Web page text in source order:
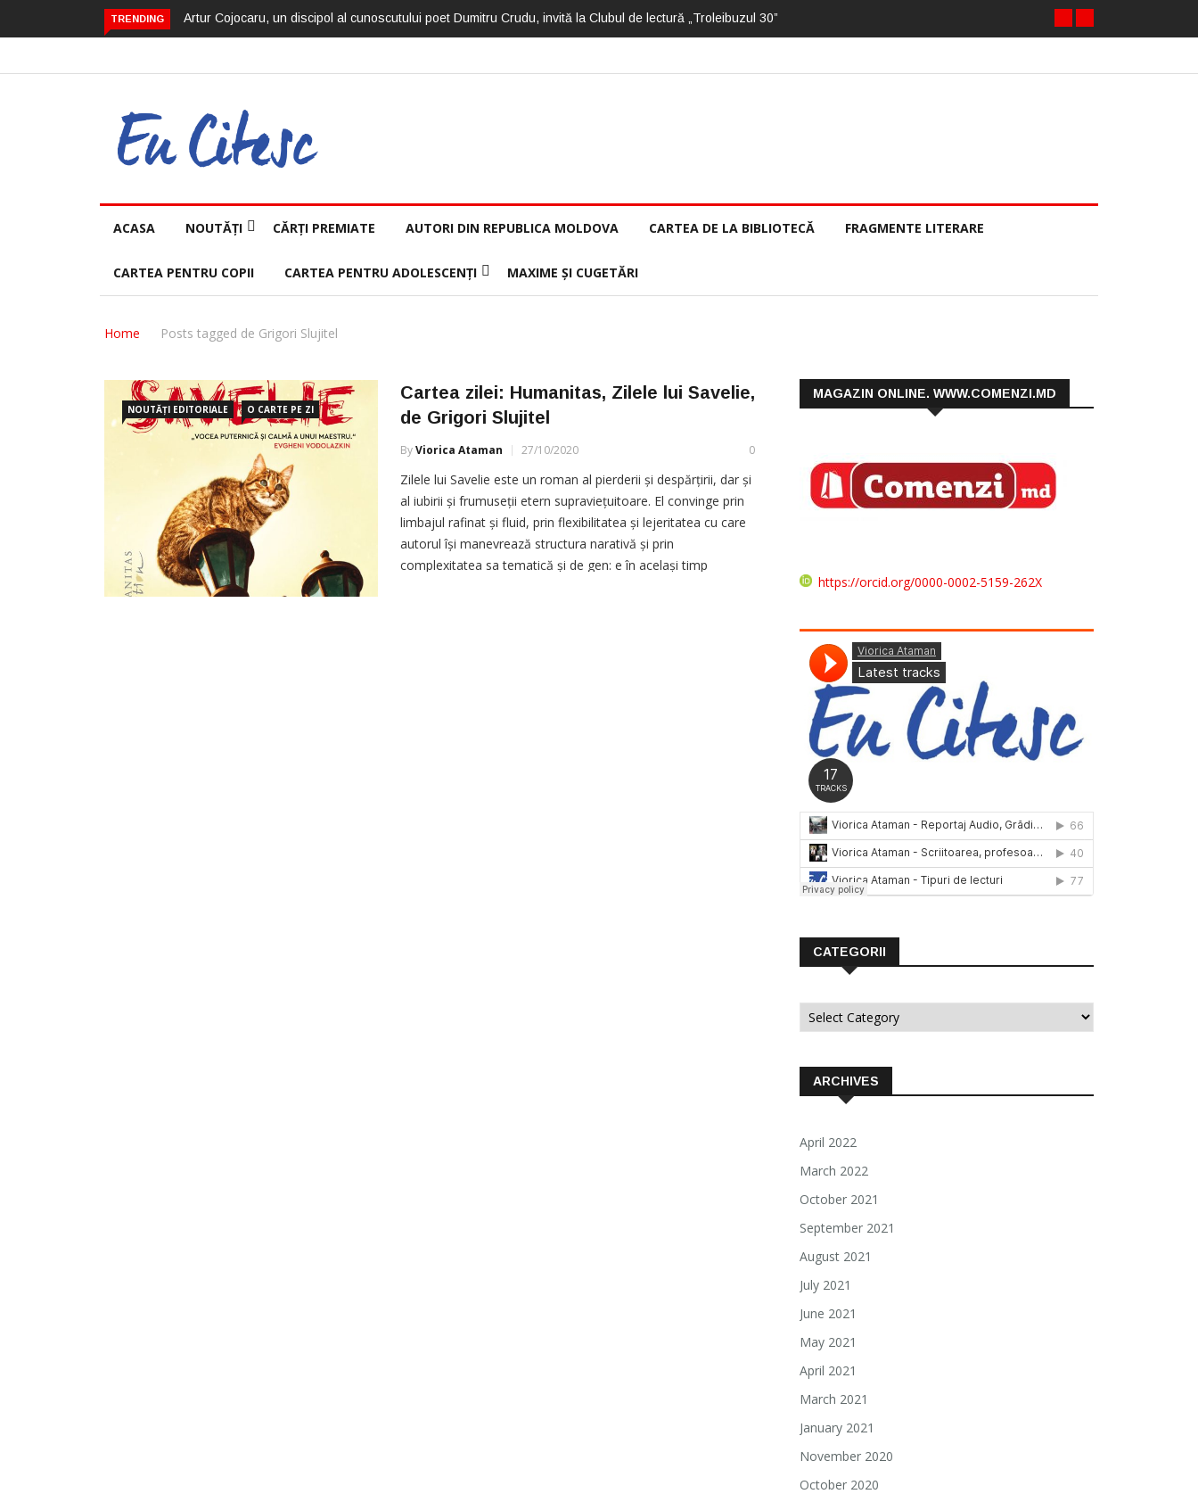
TRENDING Artur Cojocaru, un discipol al cunoscutului poet Dumitru Crudu, invită la Clubul de lectură „Troleibuzul 30”
ACASA NOUTĂȚI CĂRȚI PREMIATE AUTORI DIN REPUBLICA MOLDOVA CARTEA DE LA BIBLIOTECĂ FRAGMENTE LITERARE
CARTEA PENTRU COPII CARTEA PENTRU ADOLESCENȚI MAXIME ȘI CUGETĂRI
Home Posts tagged de Grigori Slujitel
NOUTĂȚI EDITORIALE O CARTE PE ZI
Cartea zilei: Humanitas, Zilele lui Savelie,
de Grigori Slujitel
ByViorica Ataman 27/10/2020 0
Zilele lui Savelie este un roman al pierderii și despărțirii, dar și
al iubirii și frumuseții etern supraviețuitoare. El convinge prin
limbajul rafinat și fluid, prin flexibilitatea și lejeritatea cu care
autorul își manevrează structura narativă și prin
complexitatea sa tematică și de gen: e în același timp
MAGAZIN ONLINE. WWW.COMENZI.MD
https://orcid.org/0000-0002-5159-262X
CATEGORII
Categorii
ARCHIVES
April 2022
March 2022
October 2021
September 2021
August 2021
July 2021
June 2021
May 2021
April 2021
March 2021
January 2021
November 2020
October 2020